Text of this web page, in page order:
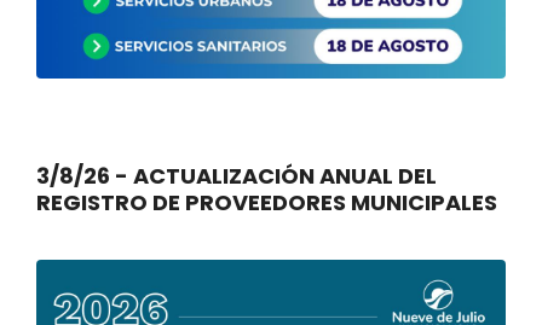
3/8/26 - ACTUALIZACIÓN ANUAL DEL
REGISTRO DE PROVEEDORES MUNICIPALES